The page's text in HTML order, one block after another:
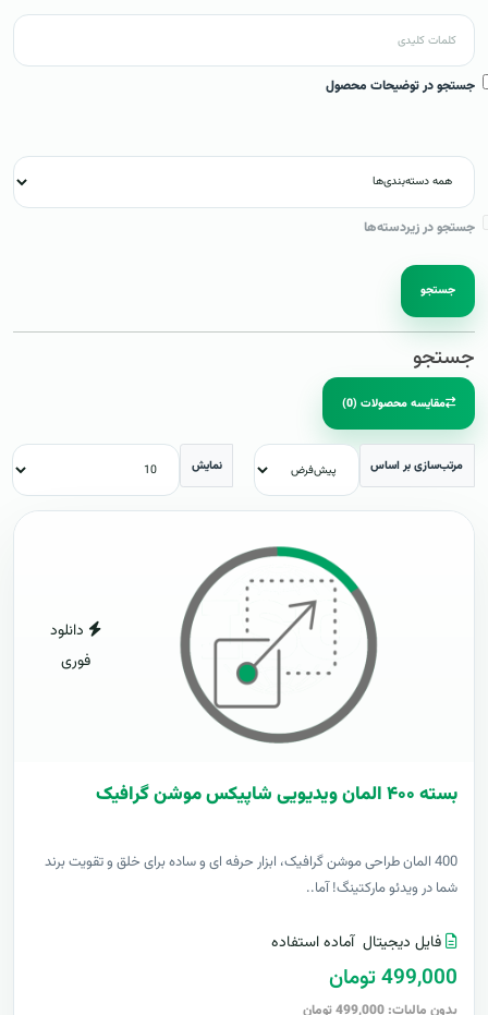
جستجو در توضیحات محصول
جستجو در زیردسته‌ها
جستجو
جستجو
مقایسه محصولات (0)
مرتب‌سازی بر اساس نمایش
دانلود
فوری
بسته ۴۰۰ المان ویدیویی شاپیکس موشن گرافیک
400 المان طراحی موشن گرافیک، ابزار حرفه ای و ساده برای خلق و تقویت برند
شما در ویدئو مارکتینگ! آما..
فایل دیجیتال آماده استفاده
499,000 تومان
بدون مالیات: 499,000 تومان